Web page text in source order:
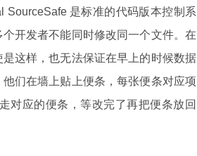
是标准的代码版本控制系
开发者不能同时修改同一个文件。在
这样，也无法保证在早上的时候数据
们在墙上贴上便条，每张便条对应项
对应的便条，等改完了再把便条放回